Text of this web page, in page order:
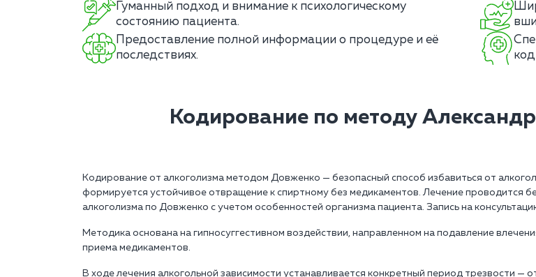
Гуманный подход и внимание к психологическому
состоянию пациента.
Предоставление полной информации о процедуре и её
последствиях.
Кодирование по методу
Кодирование от алкоголизма методом Довженко — безопасный способ избавиться от
формируется устойчивое отвращение к спиртному без медикаментов. Лечение проводится
алкоголизма по Довженко с учетом особенностей организма пациента. Запись на
Методика основана на гипносуггестивном воздействии, направленном на подавление
приема медикаментов.
В ходе лечения алкогольной зависимости устанавливается конкретный период трезвости —